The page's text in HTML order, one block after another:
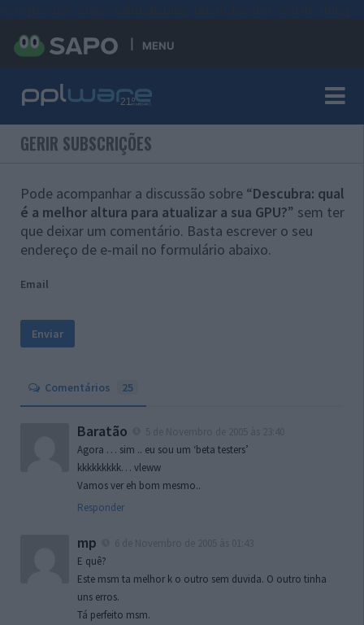
MENU
GERIR SUBSCRIÇÕES
Pode acompanhar a discussão sobre “Descubra: qual
é a melhor altura para atualizar a sua GPU?” sem ter
que deixar um comentário. Basta escrever o seu
endereço de e-mail no formulário abaixo.
Email
Comentários 25
Baratão
Agora … sim .. eu sou um ‘beta testers’
kkkkkkkkk… vleww
Vamos ver eh bom mesmo..
Responder
mp
E quê?
Este msm ta melhor k o outro sem duvida. O outro tinha
uns erros.
Tá perfeito msm.